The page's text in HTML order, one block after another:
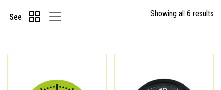
Showing all 6 results
See